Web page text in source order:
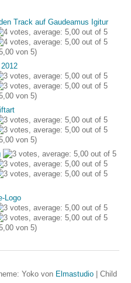
Track auf Gaudeamus Igitur
von 5)
von 5)
von 5)
Logo
von 5)
Yoko von Elmastudio
Child